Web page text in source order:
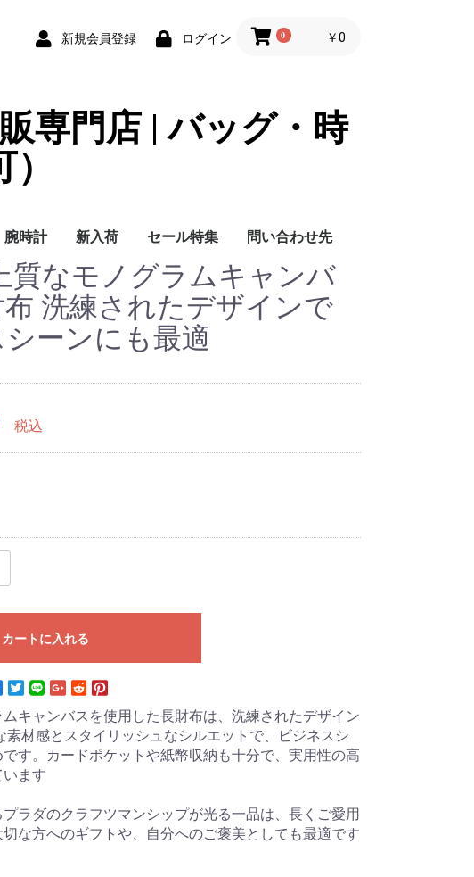
新規会員登録 ログイン 0 ￥0
専門店 | バッグ・時
腕時計
Omega
Rolex
Cartier
Chanel
新入荷 セール特集 問い合わせ先
問い合わせ先
質なモノグラムキャンバ
洗練されたデザインで
ーンにも最適
税込
カートに入れる
キャンバスを使用した長財布は、洗練されたデザイン
素材感とスタイリッシュなシルエットで、ビジネスシ
す。カードポケットや紙幣収納も十分で、実用性の高
ます
ラダのクラフツマンシップが光る一品は、長くご愛用
な方へのギフトや、自分へのご褒美としても最適です